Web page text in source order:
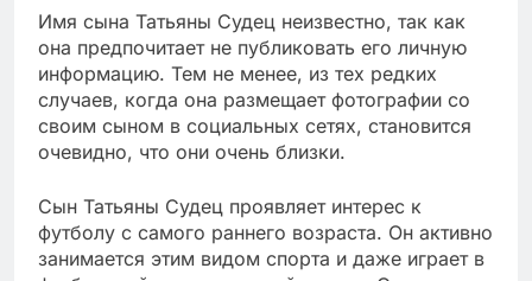
Имя сына Татьяны Судец неизвестно, так как
она предпочитает не публиковать его личную
информацию. Тем не менее, из тех редких
случаев, когда она размещает фотографии со
своим сыном в социальных сетях, становится
очевидно, что они очень близки.
Сын Татьяны Судец проявляет интерес к
футболу с самого раннего возраста. Он активно
занимается этим видом спорта и даже играет в